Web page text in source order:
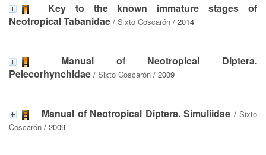
Key to the known immature stages of
Neotropical Tabanidae / Sixto Coscarón / 2014
Manual of Neotropical Diptera.
Pelecorhynchidae / Sixto Coscarón / 2009
Manual of Neotropical Diptera. Simuliidae /Sixto
Coscarón / 2009